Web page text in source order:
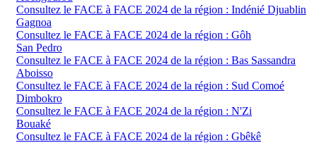
Consultez le FACE à FACE 2024 de la région : Indénié Djuablin
Gagnoa
Consultez le FACE à FACE 2024 de la région : Gôh
San Pedro
Consultez le FACE à FACE 2024 de la région : Bas Sassandra
Aboisso
Consultez le FACE à FACE 2024 de la région : Sud Comoé
Dimbokro
Consultez le FACE à FACE 2024 de la région : N'Zi
Bouaké
Consultez le FACE à FACE 2024 de la région : Gbêkê